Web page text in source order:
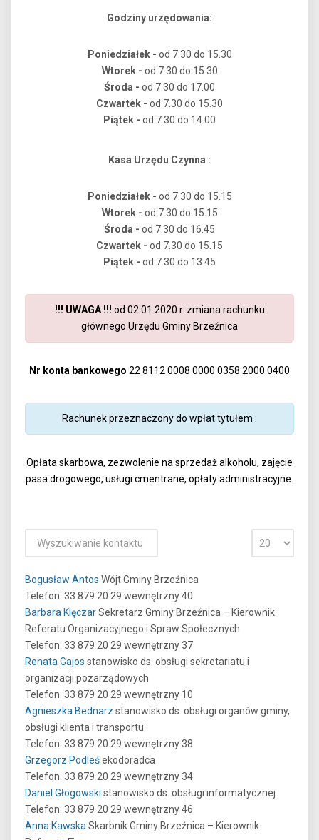
Godziny urzędowania:
Poniedziałek - od 7.30 do 15.30
Wtorek - od 7.30 do 15.30
Środa - od 7.30 do 17.00
Czwartek - od 7.30 do 15.30
Piątek - od 7.30 do 14.00
Kasa Urzędu Czynna :
Poniedziałek - od 7.30 do 15.15
Wtorek - od 7.30 do 15.15
Środa - od 7.30 do 16.45
Czwartek - od 7.30 do 15.15
Piątek - od 7.30 do 13.45
!!! UWAGA !!! od 02.01.2020 r. zmiana rachunku
głównego Urzędu Gminy Brzeźnica
Nr konta bankowego 22 8112 0008 0000 0358 2000 0400
Rachunek przeznaczony do wpłat tytułem :
Opłata skarbowa, zezwolenie na sprzedaż alkoholu, zajęcie
pasa drogowego, usługi cmentrane, opłaty administracyjne.
Bogusław Antos Wójt Gminy Brzeźnica
Telefon: 33 879 20 29 wewnętrzny 40
Barbara KlęczarSekretarz Gminy Brzeźnica – Kierownik
Referatu Organizacyjnego i Spraw Społecznych
Telefon: 33 879 20 29 wewnętrzny 37
Renata Gajos stanowisko ds. obsługi sekretariatu i
organizacji pozarządowych
Telefon: 33 879 20 29 wewnętrzny 10
Agnieszka Bednarz stanowisko ds. obsługi organów gminy,
obsługi klienta i transportu
Telefon: 33 879 20 29 wewnętrzny 38
Grzegorz Podleśekodoradca
Telefon: 33 879 20 29 wewnętrzny 34
Daniel Głogowski stanowisko ds. obsługi informatycznej
Telefon: 33 879 20 29 wewnętrzny 46
Anna Kawska Skarbnik Gminy Brzeźnica – Kierownik